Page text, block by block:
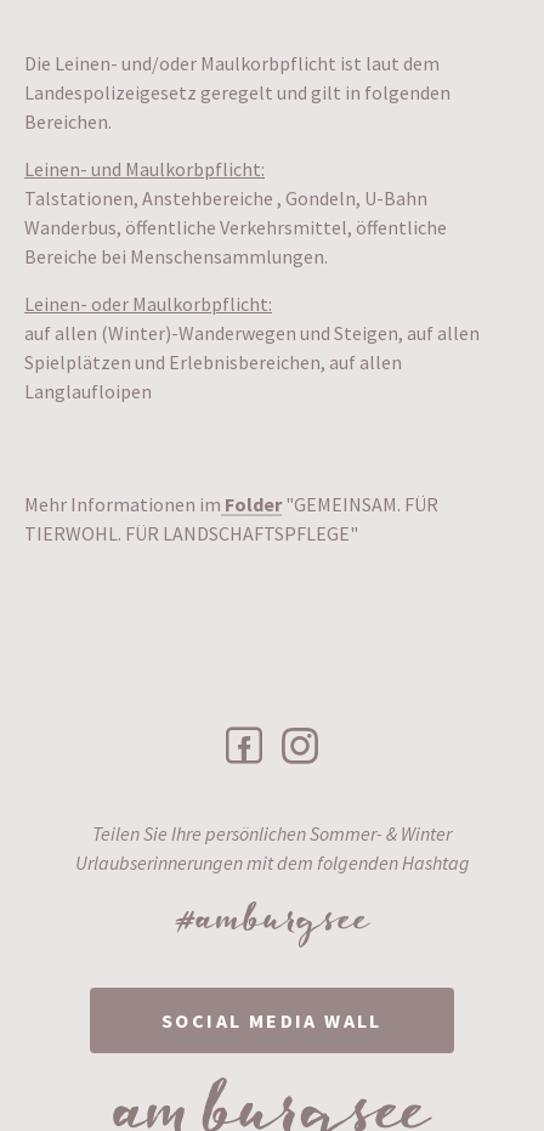
Die Leinen- und/oder Maulkorbpflicht ist laut dem
Landespolizeigesetz geregelt und gilt in folgenden
Bereichen.
Leinen- und Maulkorbpflicht:
Talstationen, Anstehbereiche , Gondeln, U-Bahn
Wanderbus, öffentliche Verkehrsmittel, öffentliche
Bereiche bei Menschensammlungen.
Leinen- oder Maulkorbpflicht:
auf allen (Winter)-Wanderwegen und Steigen, auf allen
Spielplätzen und Erlebnisbereichen, auf allen
Langlaufloipen
Mehr Informationen im Folder"GEMEINSAM. FÜR
TIERWOHL. FÜR LANDSCHAFTSPFLEGE"
Teilen Sie Ihre persönlichen Sommer- & Winter
Urlaubserinnerungen mit dem folgenden Hashtag
#amburgsee
SOCIAL MEDIA WALL